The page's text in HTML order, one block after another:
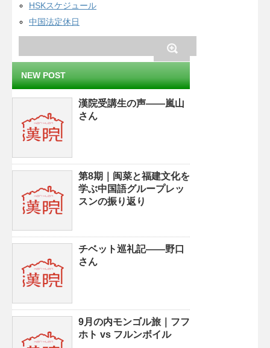
HSKスケジュール
中国法定休日
NEW POST
漢院受講生の声——嵐山
さん
第8期｜闽菜と福建文化を
学ぶ中国語グループレッ
スンの振り返り
チベット巡礼記——野口
さん
9月の内モンゴル旅｜フフ
ホト vs フルンボイル